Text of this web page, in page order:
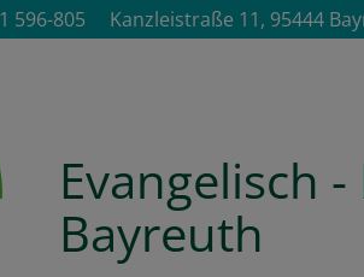
596-805 Kanzleistraße 11, 95444
Evangelisch
Bayreuth